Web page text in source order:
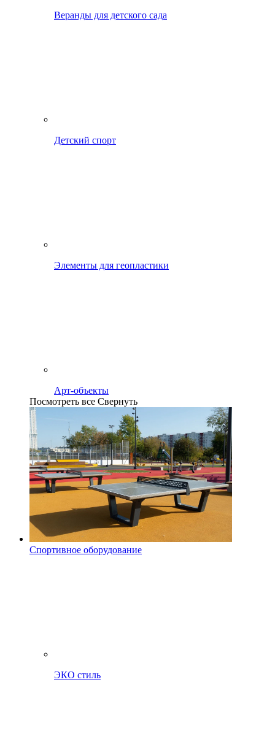
Веранды для детского сада
Детский спорт
Элементы для геопластики
Арт-объекты
Посмотреть все Свернуть
Спортивное оборудование
ЭКО стиль